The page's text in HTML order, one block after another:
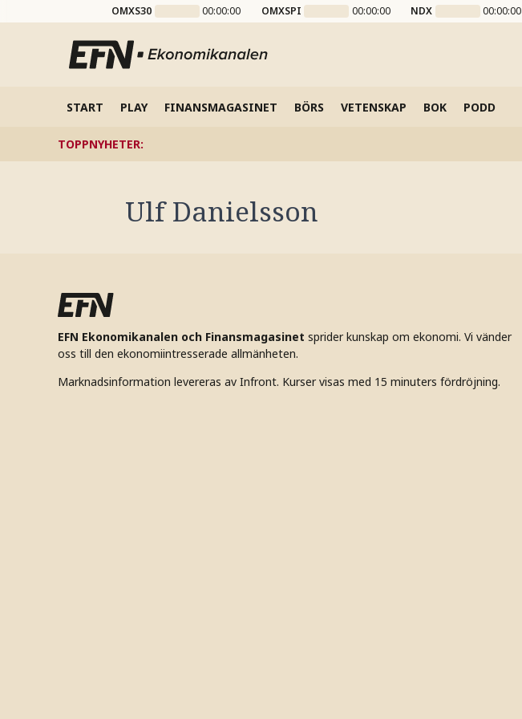
OMXS30 00:00:00 OMXSPI 00:00:00 NDX 00:00:00
START PLAY FINANSMAGASINET BÖRS VETENSKAP BOK PODD
TOPPNYHETER:
Ulf Danielsson
EFN Ekonomikanalen och Finansmagasinet sprider kunskap om ekonomi. Vi vänder
oss till den ekonomiintresserade allmänheten.
Marknadsinformation levereras av Infront. Kurser visas med 15 minuters fördröjning.